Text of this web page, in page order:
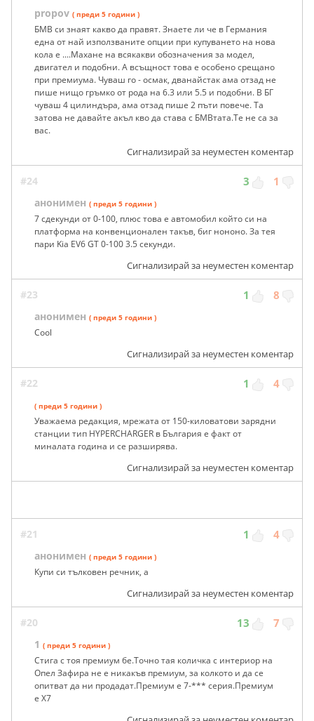
propov ( преди 5 години )
БМВ си знаят какво да правят. Знаете ли че в Германия
една от най използваните опции при купуването на нова
кола е ....Махане на всякакви обозначения за модел,
двигател и подобни. А всъщност това е особено срещано
при премиума. Чуваш го - осмак, дванайстак ама отзад не
пише нищо гръмко от рода на 6.3 или 5.5 и подобни. В БГ
чуваш 4 цилиндъра, ама отзад пише 2 пъти повече. Та
затова не давайте акъл кво да става с БМВтата.Те не са за
вас.
Сигнализирай за неуместен коментар
#24 3 1
анонимен ( преди 5 години )
7 сдекунди от 0-100, плюс това е автомобил който си на
платформа на конвенционален такъв, биг нононо. За тея
пари Kia EV6 GT 0-100 3.5 секунди.
Сигнализирай за неуместен коментар
#23 1 8
анонимен ( преди 5 години )
Cool
Сигнализирай за неуместен коментар
#22 1 4
( преди 5 години )
Уважаема редакция, мрежата от 150-киловатови зарядни
станции тип HYPERCHARGER в България е факт от
миналата година и се разширява.
Сигнализирай за неуместен коментар
#21 1 4
анонимен ( преди 5 години )
Купи си тълковен речник, а
Сигнализирай за неуместен коментар
#20 13 7
1 ( преди 5 години )
Стига с тоя премиум бе.Точно тая количка с интериор на
Опел Зафира не е никакъв премиум, за колкото и да се
опитват да ни продадат.Премиум е 7-*** серия.Премиум
е Х7